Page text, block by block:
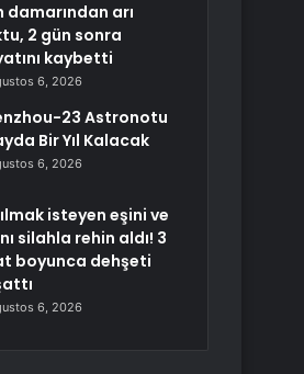
damarından arı
2 gün sonra
kaybetti
6, 2026
23 Astronotu
Bir Yıl Kalacak
6, 2026
isteyen eşini ve
silahla rehin aldı! 3
boyunca dehşeti
6, 2026